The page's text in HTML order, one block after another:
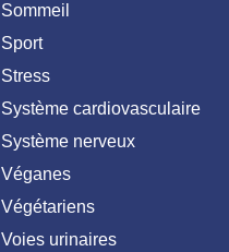
Sommeil
Sport
Stress
Système cardiovasculaire
Système nerveux
Véganes
Végétariens
Voies urinaires